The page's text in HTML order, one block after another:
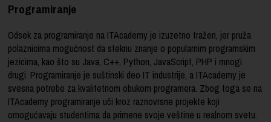
Programiranje
Odsek za programiranje na ITAcademy je izuzetno tražen, jer pruža
polaznicima mogućnost da steknu znanje o popularnim programskim
jezicima, kao što su Java, C++, Python, JavaScript, PHP i mnogi
drugi. Programiranje je suštinski deo IT industrije, a ITAcademy je
svesna potrebe za kvalitetnom obukom programera. Zbog toga se na
ITAcademy programiranje uči kroz raznovrsne projekte koji
omogućavaju studentima da primene svoje veštine u realnom svetu.